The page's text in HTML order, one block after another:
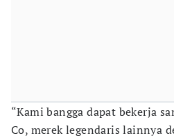
“Kami bangga dapat bekerja
Co, merek legendaris lainnya